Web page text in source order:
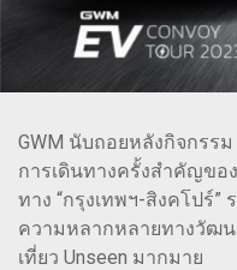
GWM นับถอยหลังกิจกรรม
การเดินทางครั้งสำคัญของ
ทาง “กรุงเทพฯ-สิงคโปร์”
ความหลากหลายทางวัฒ
เที่ยว Unseen มากมาย